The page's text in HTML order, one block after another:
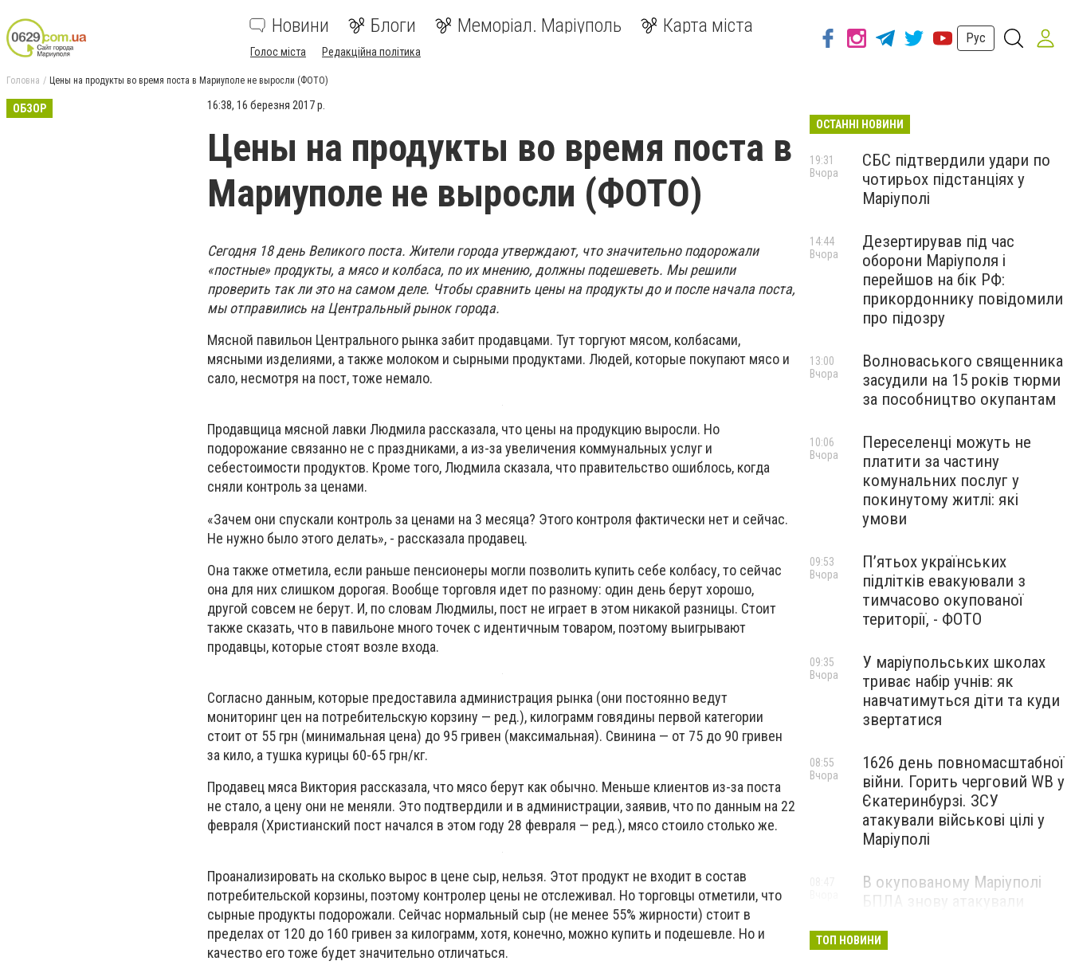
Новини Блоги Меморіал. Маріуполь Карта міста
Голос міста Редакційна політика
Рус
Головна Цены на продукты во время поста в Мариуполе не выросли (ФОТО)
ОБЗОР 16:38, 16 березня 2017 р.
Цены на продукты во время поста в
Мариуполе не выросли (ФОТО)
Сегодня 18 день Великого поста. Жители города утверждают, что значительно подорожали
«постные» продукты, а мясо и колбаса, по их мнению, должны подешеветь. Мы решили
проверить так ли это на самом деле. Чтобы сравнить цены на продукты до и после начала поста,
мы отправились на Центральный рынок города.
Мясной павильон Центрального рынка забит продавцами. Тут торгуют мясом, колбасами,
мясными изделиями, а также молоком и сырными продуктами. Людей, которые покупают мясо и
сало, несмотря на пост, тоже немало.
Продавщица мясной лавки Людмила рассказала, что цены на продукцию выросли. Но
подорожание связанно не с праздниками, а из-за увеличения коммунальных услуг и
себестоимости продуктов. Кроме того, Людмила сказала, что правительство ошиблось, когда
сняли контроль за ценами.
«Зачем они спускали контроль за ценами на 3 месяца? Этого контроля фактически нет и сейчас.
Не нужно было этого делать», - рассказала продавец.
Она также отметила, если раньше пенсионеры могли позволить купить себе колбасу, то сейчас
она для них слишком дорогая. Вообще торговля идет по разному: один день берут хорошо,
другой совсем не берут. И, по словам Людмилы, пост не играет в этом никакой разницы. Стоит
также сказать, что в павильоне много точек с идентичным товаром, поэтому выигрывают
продавцы, которые стоят возле входа.
Согласно данным, которые предоставила администрация рынка (они постоянно ведут
мониторинг цен на потребительскую корзину — ред.), килограмм говядины первой категории
стоит от 55 грн (минимальная цена) до 95 гривен (максимальная). Свинина — от 75 до 90 гривен
за кило, а тушка курицы 60-65 грн/кг.
Продавец мяса Виктория рассказала, что мясо берут как обычно. Меньше клиентов из-за поста
не стало, а цену они не меняли. Это подтвердили и в администрации, заявив, что по данным на 22
февраля (Христианский пост начался в этом году 28 февраля — ред.), мясо стоило столько же.
Проанализировать на сколько вырос в цене сыр, нельзя. Этот продукт не входит в состав
потребительской корзины, поэтому контролер цены не отслеживал. Но торговцы отметили, что
сырные продукты подорожали. Сейчас нормальный сыр (не менее 55% жирности) стоит в
пределах от 120 до 160 гривен за килограмм, хотя, конечно, можно купить и подешевле. Но и
качество его тоже будет значительно отличаться.
ОСТАННІ НОВИНИ
СБС підтвердили удари по
чотирьох підстанціях у
Маріуполі
19:31
Вчора
Дезертирував під час
оборони Маріуполя і
перейшов на бік РФ:
прикордоннику повідомили
про підозру
14:44
Вчора
Волноваського священника
засудили на 15 років тюрми
за пособництво окупантам
13:00
Вчора
Переселенці можуть не
платити за частину
комунальних послуг у
покинутому житлі: які
умови
10:06
Вчора
П’ятьох українських
підлітків евакуювали з
тимчасово окупованої
території, - ФОТО
09:53
Вчора
У маріупольських школах
триває набір учнів: як
навчатимуться діти та куди
звертатися
09:35
Вчора
1626 день повномасштабної
війни. Горить черговий WB у
Єкатеринбурзі. ЗСУ
атакували військові цілі у
Маріуполі
08:55
Вчора
В окупованому Маріуполі
БПЛА знову атакували
— ВІДЕО
ТОП НОВИНИ